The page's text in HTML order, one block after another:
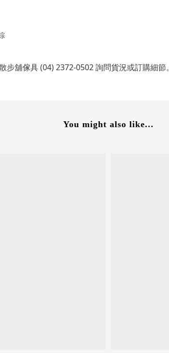
舖傢具 (04) 2372-0502 詢問貨況或訂購細節。
You might also like...